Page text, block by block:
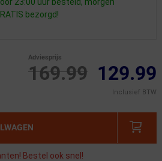
bezorgd!
169.99
Adviesprijs
129.99
Inclusief BTW
Bestel ook snel!